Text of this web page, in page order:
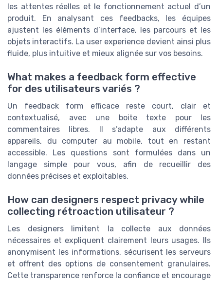
les attentes réelles et le fonctionnement actuel d’un
produit. En analysant ces feedbacks, les équipes
ajustent les éléments d’interface, les parcours et les
objets interactifs. La user experience devient ainsi plus
fluide, plus intuitive et mieux alignée sur vos besoins.
What makes a feedback form effective
for des utilisateurs variés ?
Un feedback form efficace reste court, clair et
contextualisé, avec une boite texte pour les
commentaires libres. Il s’adapte aux différents
appareils, du computer au mobile, tout en restant
accessible. Les questions sont formulées dans un
langage simple pour vous, afin de recueillir des
données précises et exploitables.
How can designers respect privacy while
collecting rétroaction utilisateur ?
Les designers limitent la collecte aux données
nécessaires et expliquent clairement leurs usages. Ils
anonymisent les informations, sécurisent les serveurs
et offrent des options de consentement granulaires.
Cette transparence renforce la confiance et encourage